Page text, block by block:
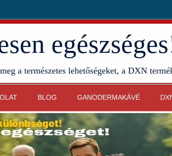
a természetes lehetőségeket, a DXN
BLOG GANODERMAKÁVÉ